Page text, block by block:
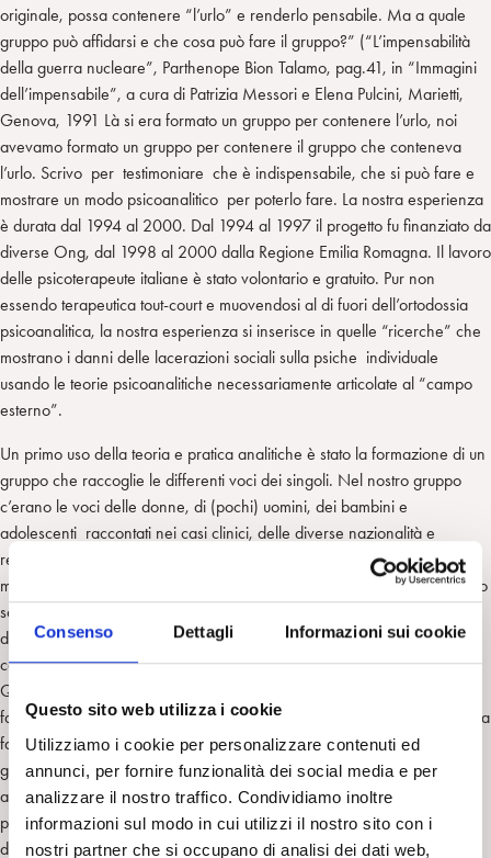
Consenso Dettagli Informazioni sui cookie
Questo sito web utilizza i cookie
Utilizziamo i cookie per personalizzare contenuti ed
annunci, per fornire funzionalità dei social media e per
analizzare il nostro traffico. Condividiamo inoltre
informazioni sul modo in cui utilizzi il nostro sito con i
nostri partner che si occupano di analisi dei dati web,
originale, possa contenere “l’urlo” e renderlo pensabile. Ma a quale
gruppo può affidarsi e che cosa può fare il gruppo?” (“L’impensabilità
della guerra nucleare”, Parthenope Bion Talamo, pag.41, in “Immagini
dell’impensabile”, a cura di Patrizia Messori e Elena Pulcini, Marietti,
Genova, 1991 Là si era formato un gruppo per contenere l’urlo, noi
avevamo formato un gruppo per contenere il gruppo che conteneva
l’urlo. Scrivo per testimoniare che è indispensabile, che si può fare e
mostrare un modo psicoanalitico per poterlo fare. La nostra esperienza
è durata dal 1994 al 2000. Dal 1994 al 1997 il progetto fu finanziato da
diverse Ong, dal 1998 al 2000 dalla Regione Emilia Romagna. Il lavoro
delle psicoterapeute italiane è stato volontario e gratuito. Pur non
essendo terapeutica tout-court e muovendosi al di fuori dell’ortodossia
psicoanalitica, la nostra esperienza si inserisce in quelle “ricerche” che
mostrano i danni delle lacerazioni sociali sulla psiche individuale
usando le teorie psicoanalitiche necessariamente articolate al “campo
esterno”.
Un primo uso della teoria e pratica analitiche è stato la formazione di un
gruppo che raccoglie le differenti voci dei singoli. Nel nostro gruppo
c’erano le voci delle donne, di (pochi) uomini, dei bambini e
adolescenti raccontati nei casi clinici, delle diverse nazionalità e
religioni. Il gruppo come microcosmo che contiene e riflette il
macrocosmo. Il gruppo, visto da questo vertice di articolazione al campo
sociale, ha cercato di ricreare il “quadro” sociale frantumato e
disorganizzato attraverso la costituzione di un’istanza di convivialità –
convivenza che fuori non c’era più o cominciava appena a nascere.
Quando un vicino attacca il suo prossimo, uccide i membri di una
famiglia, e distrugge la sua casa, la vittima non perde solo i membri della
famiglia, la casa, l’amicizia del prossimo, ma perde anche ciò in cui in
genere si fa riferimento con “fiducia nell’umanità”. Non è una fiducia
astratta o un’ideologia irrilevante, senza di essa una persona non può
più credere che valori umani quali l’amicizia, la lealtà, il rispetto, la
decenza, l’amore, possano veramente esistere e questo tipo di perdita